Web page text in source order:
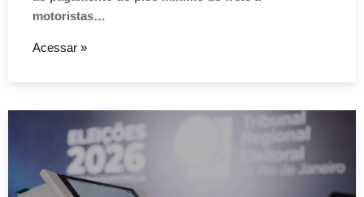
motoristas…
Acessar »